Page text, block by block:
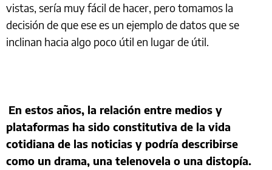
vistas, sería muy fácil de hacer, pero tomamos la
decisión de que ese es un ejemplo de datos que se
inclinan hacia algo poco útil en lugar de útil.
En estos años, la relación entre medios y
plataformas ha sido constitutiva de la vida
cotidiana de las noticias y podría describirse
como un drama, una telenovela o una distopía.